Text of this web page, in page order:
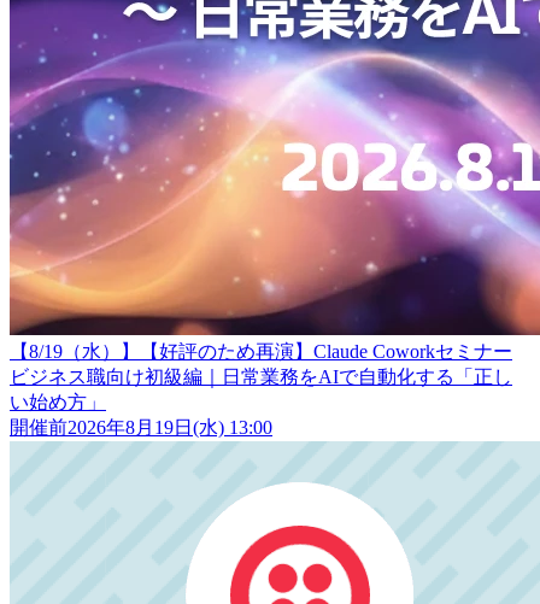
【8/19（水）】【好評のため再演】Claude Coworkセミナー
ビジネス職向け初級編｜日常業務をAIで自動化する「正し
い始め方」
開催前2026年8月19日(水) 13:00